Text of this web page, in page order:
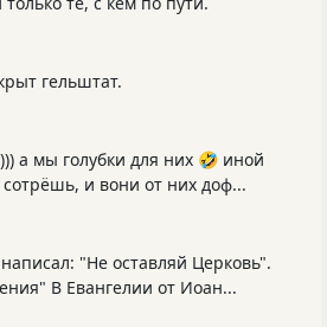
гельштат.
а мы голубки для них 🤣 иной
сотрёшь, и вони от них доф...
"Не оставляй Церковь".
В Евангелии от Иоан...